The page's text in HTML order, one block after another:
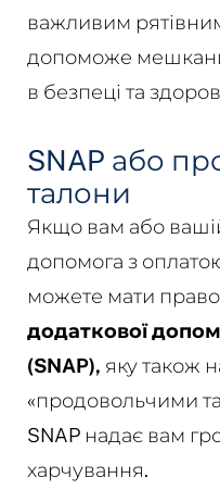
важливим
допоможе
в безпеці та
SNAP або
талони
Якщо вам або
допомога з
можете мати право
додаткової
(SNAP), яку також
«продовольчими
SNAP надає вам
харчування.